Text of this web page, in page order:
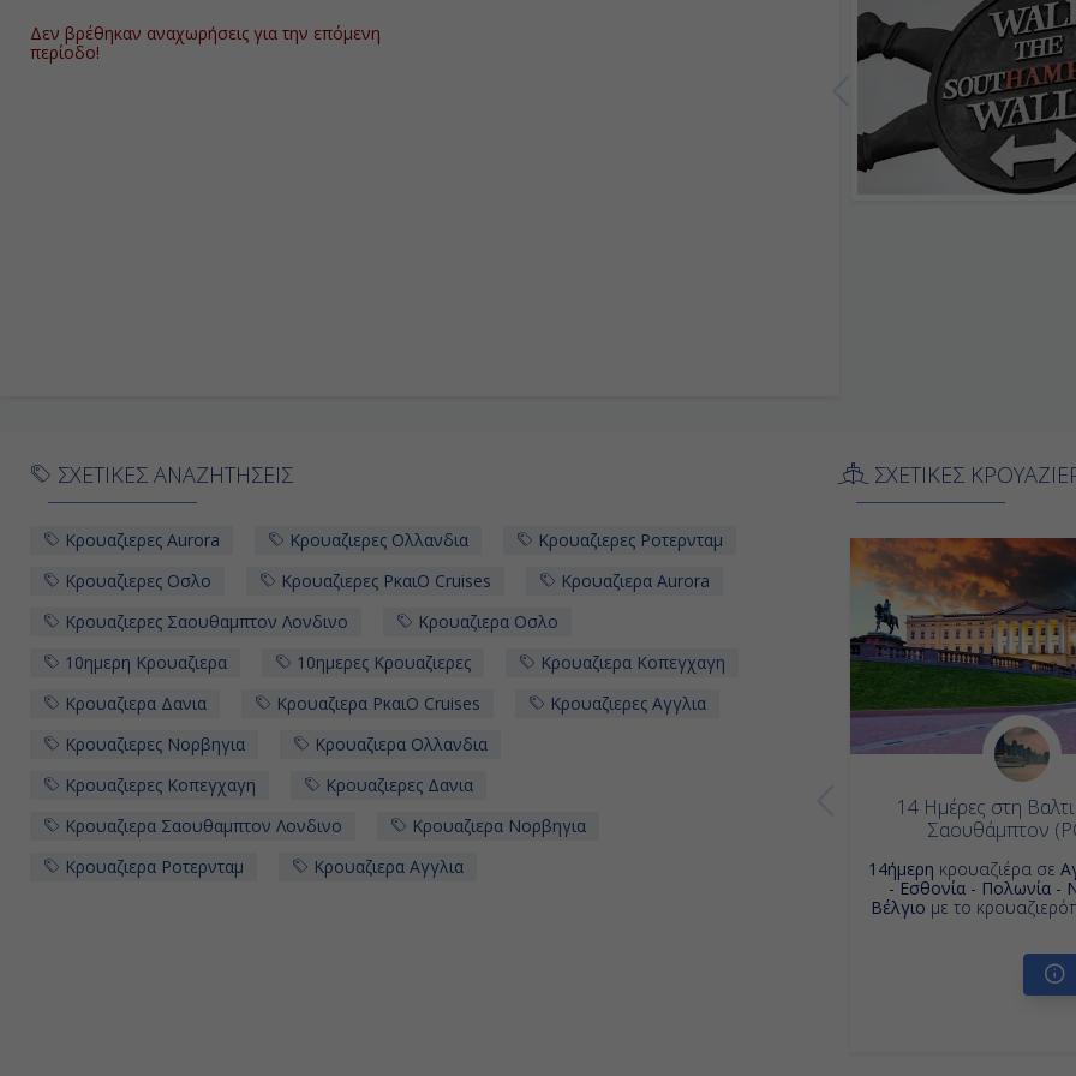
Δεν βρέθηκαν αναχωρήσεις για την επόμενη
περίοδο!
ΣΧΕΤΙΚΕΣ ΑΝΑΖΗΤΗΣΕΙΣ
Κρουαζιερες Aurora Κρουαζιερες Ολλανδια
Κρουαζιερες Ροτερνταμ
Κρουαζιερες Οσλο
Κρουαζιερες PκαιO Cruises
Κρουαζιερα Aurora
Κρουαζιερες Σαουθαμπτον Λονδινο
Κρουαζιερα Οσλο
10ημερη Κρουαζιερα
10ημερες Κρουαζιερες
Κρουαζιερα Κοπεγχαγη
Κρουαζιερα Δανια
Κρουαζιερα PκαιO Cruises
Κρουαζιερες Αγγλια
Κρουαζιερες Νορβηγια
Κρουαζιερα Ολλανδια
Κρουαζιερες Κοπεγχαγη
Κρουαζιερες Δανια
Κρουαζιερα Σαουθαμπτον Λονδινο
Κρουαζιερα Νορβηγια
Κρουαζιερα Ροτερνταμ
Κρουαζιερα Αγγλια
ΣΧΕΤΙΚΕΣ
14 Ημέρες στη
Σαουθάμπτον
14ήμερη κρουαζιέρα σε
- Εσθονία - Πολωνία -
Βέλγιο με το